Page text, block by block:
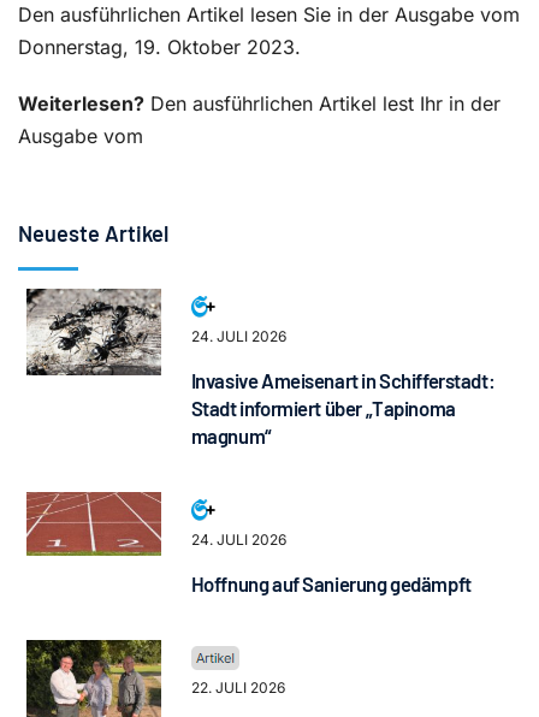
Den ausführlichen Artikel lesen Sie in der Ausgabe vom
Donnerstag, 19. Oktober 2023.
Weiterlesen? Den ausführlichen Artikel lest Ihr in der
Ausgabe vom
Neueste Artikel
24. JULI 2026
Invasive Ameisenart in Schifferstadt:
Stadt informiert über „Tapinoma
magnum“
24. JULI 2026
Hoffnung auf Sanierung gedämpft
22. JULI 2026